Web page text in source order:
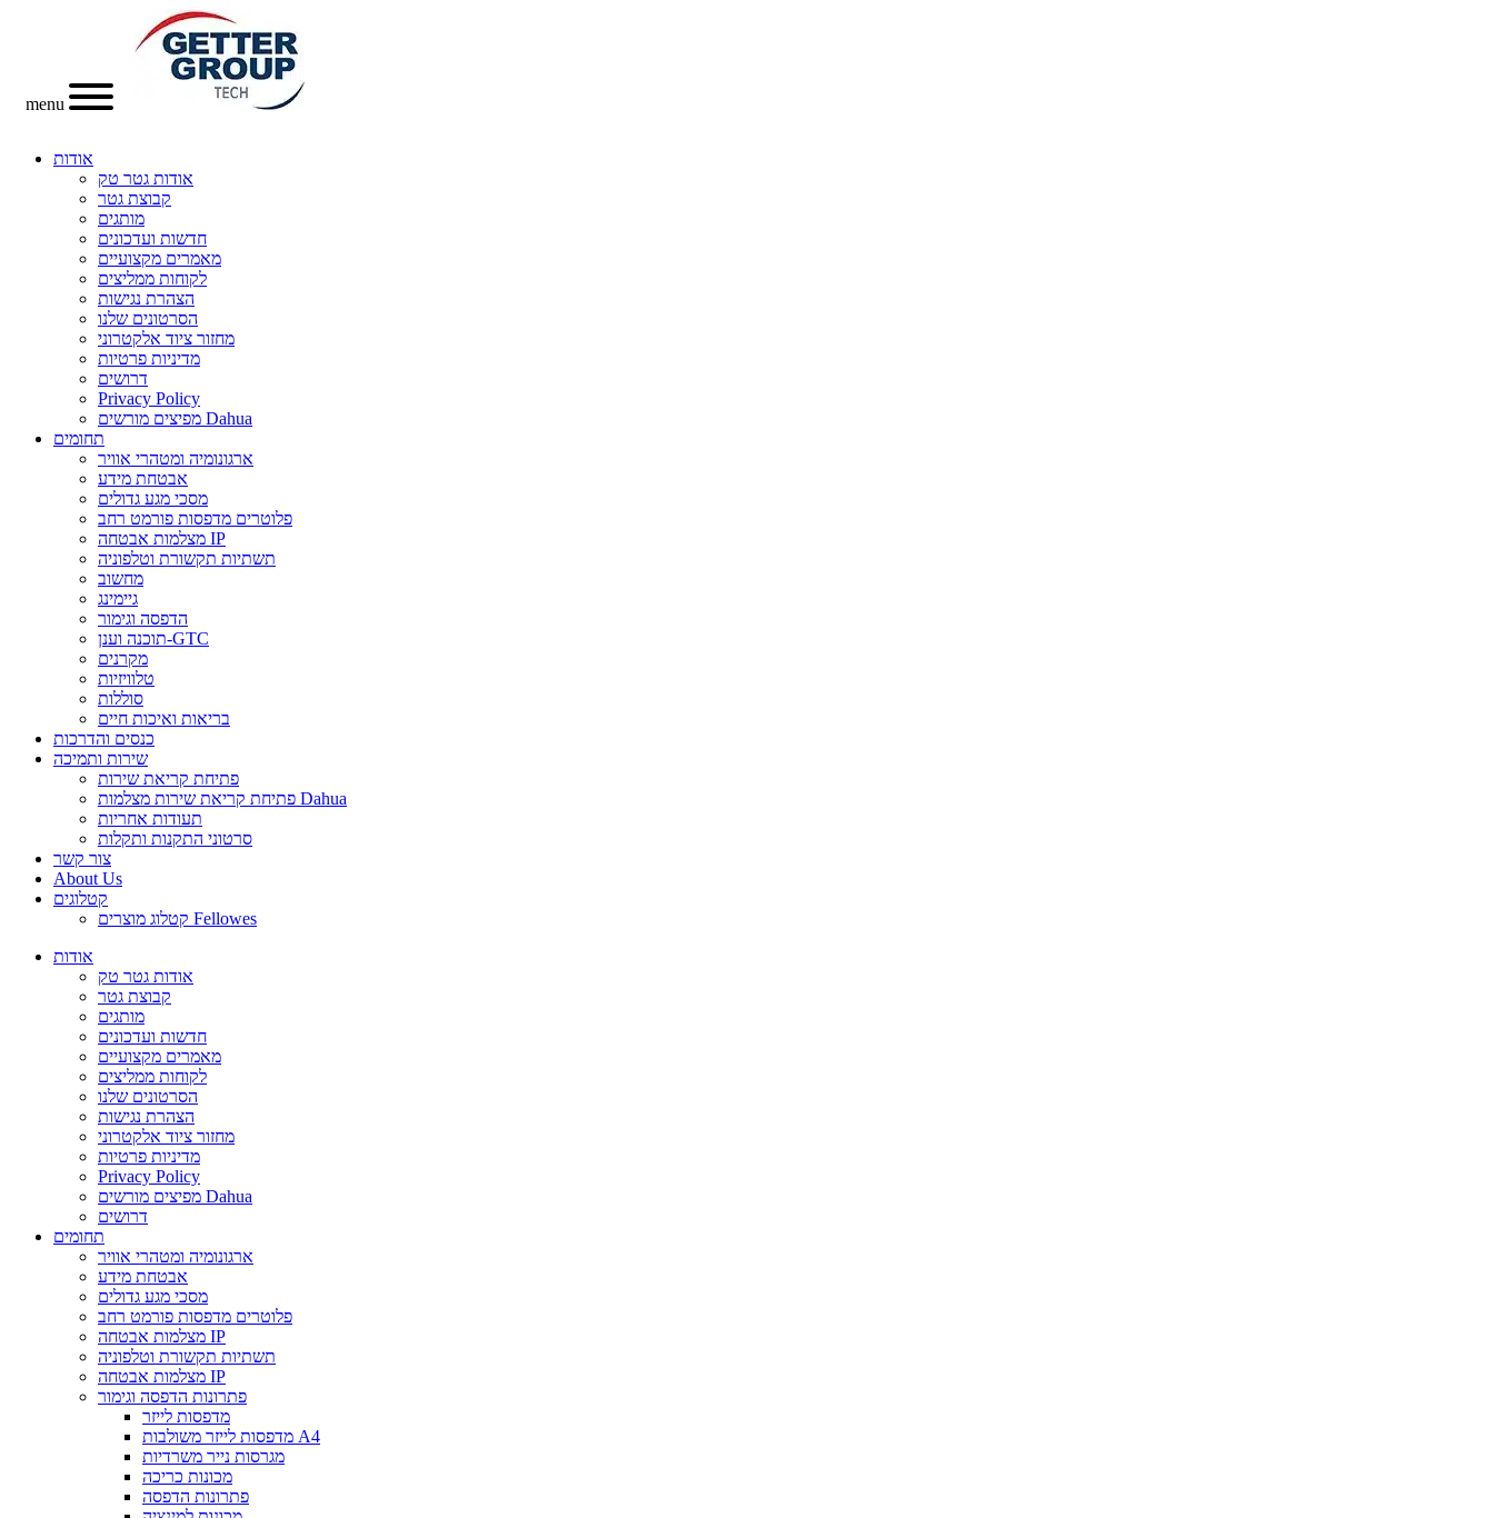
menu
אודות
אודות גטר טק
קבוצת גטר
מותגים
חדשות ועדכונים
מאמרים מקצועיים
לקוחות ממליצים
הצהרת נגישות
הסרטונים שלנו
מחזור ציוד אלקטרוני
מדיניות פרטיות
דרושים
Privacy Policy
מפיצים מורשים Dahua
תחומים
ארגונומיה ומטהרי אוויר
אבטחת מידע
מסכי מגע גדולים
פלוטרים מדפסות פורמט רחב
מצלמות אבטחה IP
תשתיות תקשורת וטלפוניה
מחשוב
גיימינג
הדפסה וגימור
תוכנה וענן-GTC
מקרנים
טלוויזיות
סוללות
בריאות ואיכות חיים
כנסים והדרכות
שירות ותמיכה
פתיחת קריאת שירות
פתיחת קריאת שירות מצלמות Dahua
תעודות אחריות
סרטוני התקנות ותקלות
צור קשר
About Us
קטלוגים
קטלוג מוצרים Fellowes
אודות
אודות גטר טק
קבוצת גטר
מותגים
חדשות ועדכונים
מאמרים מקצועיים
לקוחות ממליצים
הסרטונים שלנו
הצהרת נגישות
מחזור ציוד אלקטרוני
מדיניות פרטיות
Privacy Policy
מפיצים מורשים Dahua
דרושים
תחומים
ארגונומיה ומטהרי אוויר
אבטחת מידע
מסכי מגע גדולים
פלוטרים מדפסות פורמט רחב
מצלמות אבטחה IP
תשתיות תקשורת וטלפוניה
מצלמות אבטחה IP
פתרונות הדפסה וגימור
מדפסות לייזר
מדפסות לייזר משולבות A4
מגרסות נייר משרדיות
מכונות כריכה
פתרונות הדפסה